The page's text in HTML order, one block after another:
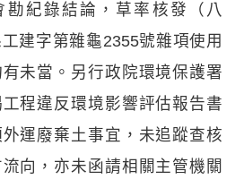
勘紀錄結論，草率核發（八
建字第雜龜2355號雜項使用
未當。另行政院環境保護署
程違反環境影響評估報告書
運廢棄土事宜，未追蹤查核
向，亦未函請相關主管機關